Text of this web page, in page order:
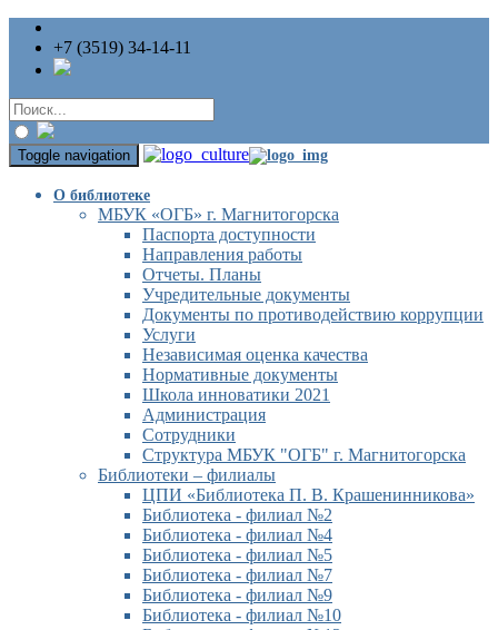
+7 (3519) 34-14-11
Toggle navigation
О библиотеке
МБУК «ОГБ» г. Магнитогорска
Паспорта доступности
Направления работы
Отчеты. Планы
Учредительные документы
Документы по противодействию коррупции
Услуги
Независимая оценка качества
Нормативные документы
Школа инноватики 2021
Администрация
Сотрудники
Структура МБУК "ОГБ" г. Магнитогорска
Библиотеки – филиалы
ЦПИ «Библиотека П. В. Крашенинникова»
Библиотека - филиал №2
Библиотека - филиал №4
Библиотека - филиал №5
Библиотека - филиал №7
Библиотека - филиал №9
Библиотека - филиал №10